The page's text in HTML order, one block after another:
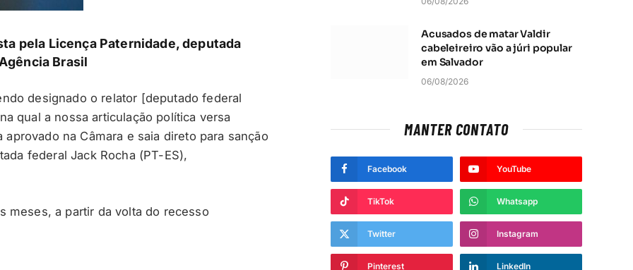
pela Licença Paternidade, deputada
Brasil
designado o relator [deputado federal
qual a nossa articulação política versa
na Câmara e saia direto para sanção
federal Jack Rocha (PT-ES),
meses, a partir da volta do recesso
Acusados de matar Valdir
cabeleireiro vão a júri popular
em Salvador
06/08/2026
MANTER CONTATO
Facebook YouTube
TikTok Whatsapp
Twitter Instagram
Pinterest LinkedIn